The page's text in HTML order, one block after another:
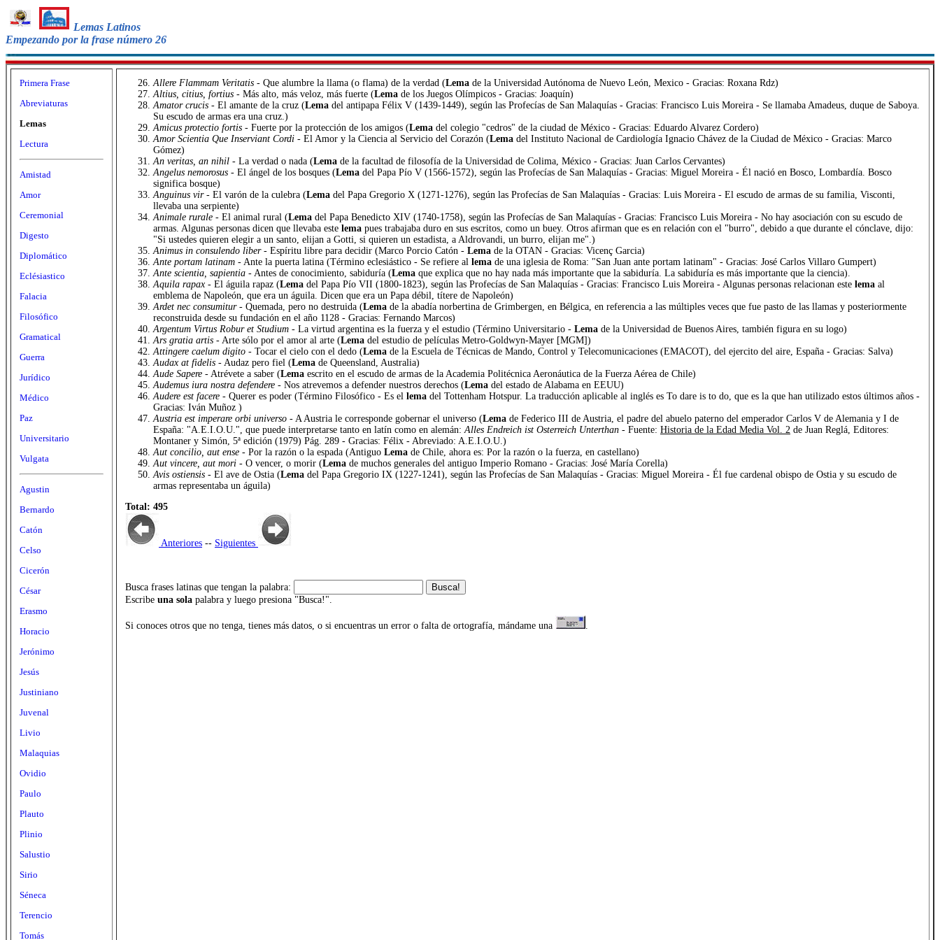
Lemas Latinos
Empezando por la frase número 26
Primera Frase
Abreviaturas
Lemas
Lectura
Amistad
Amor
Ceremonial
Digesto
Diplomático
Eclésiastico
Falacia
Filosófico
Gramatical
Guerra
Jurídico
Médico
Paz
Universitario
Vulgata
Agustin
Bernardo
Catón
Celso
Cicerón
César
Erasmo
Horacio
Jerónimo
Jesús
Justiniano
Juvenal
Livio
Malaquias
Ovidio
Paulo
Plauto
Plinio
Salustio
Sirio
Séneca
Terencio
Tomás
Allere Flammam Veritatis - Que alumbre la llama (o flama) de la verdad (Lema de la Universidad Autónoma de Nuevo León, Mexico - Gracias: Roxana Rdz)
Altius, citius, fortius - Más alto, más veloz, más fuerte (Lema de los Juegos Olímpicos - Gracias: Joaquín)
Amator crucis - El amante de la cruz (Lema del antipapa Félix V (1439-1449), según las Profecías de San Malaquías - Gracias: Francisco Luis Moreira - Se llamaba Amadeus, duque de Saboya.
Su escudo de armas era una cruz.)
Amicus protectio fortis - Fuerte por la protección de los amigos (Lema del colegio "cedros" de la ciudad de México - Gracias: Eduardo Alvarez Cordero)
Amor Scientia Que Inserviant Cordi - El Amor y la Ciencia al Servicio del Corazón (Lema del Instituto Nacional de Cardiología Ignacio Chávez de la Ciudad de México - Gracias: Marco
Gómez)
An veritas, an nihil - La verdad o nada (Lema de la facultad de filosofía de la Universidad de Colima, México - Gracias: Juan Carlos Cervantes)
Angelus nemorosus - El ángel de los bosques (Lema del Papa Pío V (1566-1572), según las Profecías de San Malaquías - Gracias: Miguel Moreira - Él nació en Bosco, Lombardía. Bosco
significa bosque)
Anguinus vir - El varón de la culebra (Lema del Papa Gregorio X (1271-1276), según las Profecías de San Malaquías - Gracias: Luis Moreira - El escudo de armas de su familia, Visconti,
llevaba una serpiente)
Animale rurale - El animal rural (Lema del Papa Benedicto XIV (1740-1758), según las Profecías de San Malaquías - Gracias: Francisco Luis Moreira - No hay asociación con su escudo de
armas. Algunas personas dicen que llevaba este lema pues trabajaba duro en sus escritos, como un buey. Otros afirman que es en relación con el "burro", debido a que durante el cónclave, dijo:
"Si ustedes quieren elegir a un santo, elijan a Gotti, si quieren un estadista, a Aldrovandi, un burro, elijan me".)
Animus in consulendo liber - Espíritu libre para decidir (Marco Porcio Catón - Lema de la OTAN - Gracias: Vicenç Garcia)
Ante portam latinam - Ante la puerta latina (Término eclesiástico - Se refiere al lema de una iglesia de Roma: "San Juan ante portam latinam" - Gracias: José Carlos Villaro Gumpert)
Ante scientia, sapientia - Antes de conocimiento, sabiduría (Lema que explica que no hay nada más importante que la sabiduría. La sabiduría es más importante que la ciencia).
Aquila rapax - El águila rapaz (Lema del Papa Pío VII (1800-1823), según las Profecías de San Malaquías - Gracias: Francisco Luis Moreira - Algunas personas relacionan este lema al
emblema de Napoleón, que era un águila. Dicen que era un Papa débil, títere de Napoleón)
Ardet nec consumitur - Quemada, pero no destruida (Lema de la abadía norbertina de Grimbergen, en Bélgica, en referencia a las múltiples veces que fue pasto de las llamas y posteriormente
reconstruida desde su fundación en el año 1128 - Gracias: Fernando Marcos)
Argentum Virtus Robur et Studium - La virtud argentina es la fuerza y el estudio (Término Universitario - Lema de la Universidad de Buenos Aires, también figura en su logo)
Ars gratia artis - Arte sólo por el amor al arte (Lema del estudio de películas Metro-Goldwyn-Mayer [MGM])
Attingere caelum digito - Tocar el cielo con el dedo (Lema de la Escuela de Técnicas de Mando, Control y Telecomunicaciones (EMACOT), del ejercito del aire, España - Gracias: Salva)
Audax at fidelis - Audaz pero fiel (Lema de Queensland, Australia)
Aude Sapere - Atrévete a saber (Lema escrito en el escudo de armas de la Academia Politécnica Aeronáutica de la Fuerza Aérea de Chile)
Audemus iura nostra defendere - Nos atrevemos a defender nuestros derechos (Lema del estado de Alabama en EEUU)
Audere est facere - Querer es poder (Término Filosófico - Es el lema del Tottenham Hotspur. La traducción aplicable al inglés es To dare is to do, que es la que han utilizado estos últimos años -
Gracias: Iván Muñoz )
Austria est imperare orbi universo - A Austria le corresponde gobernar el universo (Lema de Federico III de Austria, el padre del abuelo paterno del emperador Carlos V de Alemania y I de
España: "A.E.I.O.U.", que puede interpretarse tanto en latín como en alemán: Alles Endreich ist Osterreich Unterthan - Fuente: Historia de la Edad Media Vol. 2 de Juan Reglá, Editores:
Montaner y Simón, 5ª edición (1979) Pág. 289 - Gracias: Félix - Abreviado: A.E.I.O.U.)
Aut concilio, aut ense - Por la razón o la espada (Antiguo Lema de Chile, ahora es: Por la razón o la fuerza, en castellano)
Aut vincere, aut mori - O vencer, o morir (Lema de muchos generales del antiguo Imperio Romano - Gracias: José María Corella)
Avis ostiensis - El ave de Ostia (Lema del Papa Gregorio IX (1227-1241), según las Profecías de San Malaquías - Gracias: Miguel Moreira - Él fue cardenal obispo de Ostia y su escudo de
armas representaba un águila)
Total: 495
Anteriores -- Siguientes
Busca frases latinas que tengan la palabra:
Escribe una sola palabra y luego presiona "Busca!".
Si conoces otros que no tenga, tienes más datos, o si encuentras un error o falta de ortografía, mándame una